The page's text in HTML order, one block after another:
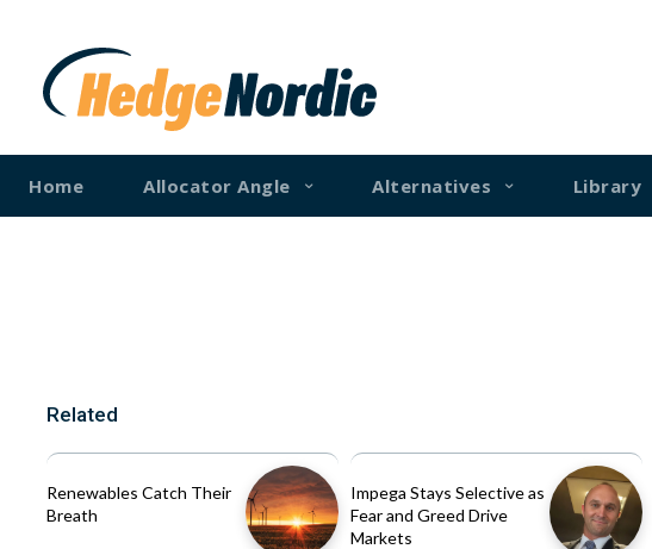
Home Allocator Angle Alternatives Library
Related
Renewables Catch Their
Breath
Impega Stays Selective as
Fear and Greed Drive
Markets